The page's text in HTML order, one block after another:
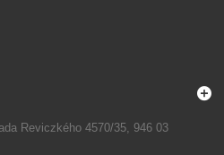
Reviczkého 4570/35, 946 03